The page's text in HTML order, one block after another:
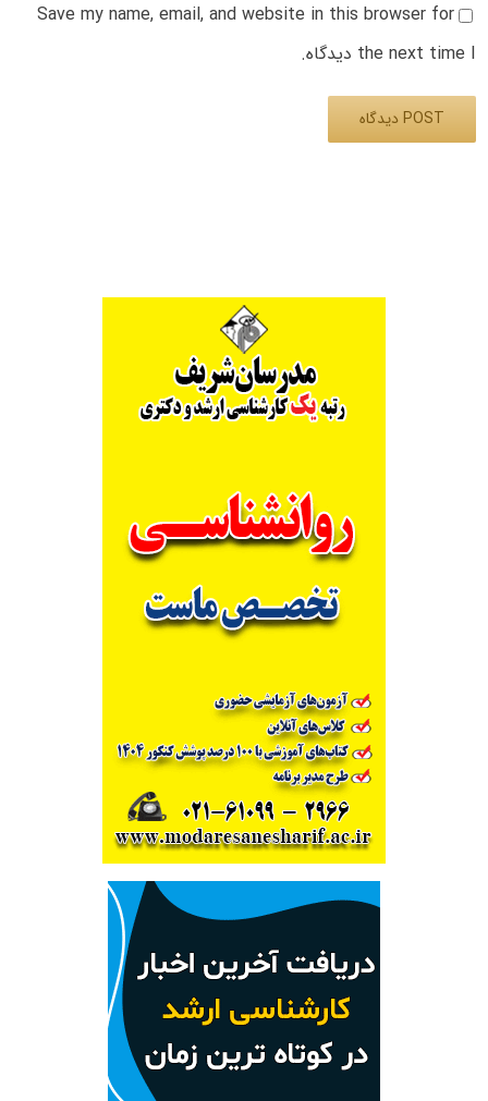
Save my name, email, and website in this browser for
the next time I دیدگاه.